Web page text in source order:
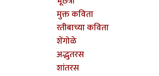
मुक्त कविता
रतीबाच्या कविता
शेंगोळे
अद्भुतरस
शांतरस